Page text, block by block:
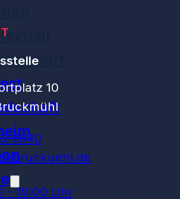
10
6640
- 19:00 Uhr